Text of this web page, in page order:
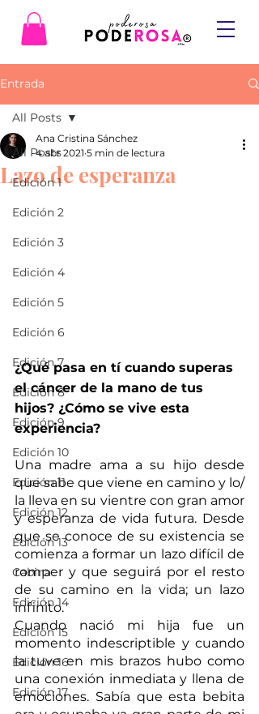
Entrada
All Posts
Edición 1
Edición 2
Edición 3
Edición 4
Edición 5
Edición 6
Edición 7
Edición 8
Edición 9
Edición 10
Edición 11
Edición 12
Edición 13
Cabina
Edición 14
Edición 15
Edición 16
Edición 17
All Posts
Lazo de esperanza
Ana Cristina Sánchez
4 abr 2021 5 min de lectura
¿Qué pasa en tí cuando superas
el cáncer de la mano de tus
hijos? ¿Cómo se vive esta
experiencia?
Una madre ama a su hijo desde
que sabe que viene en camino y lo/
la lleva en su vientre con gran amor
y esperanza de vida futura. Desde
que se conoce de su existencia se
comienza a formar un lazo difícil de
romper y que seguirá por el resto
de su camino en la vida; un lazo
infinito.
Cuando nació mi hija fue un
momento indescriptible y cuando
la tuve en mis brazos hubo como
una conexión inmediata y llena de
emociones. Sabía que esta bebita